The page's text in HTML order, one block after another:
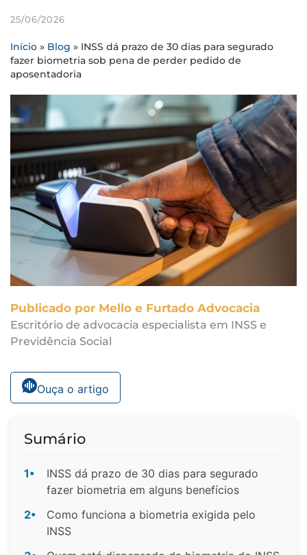
25/06/2026
Início » Blog » INSS dá prazo de 30 dias para segurado
fazer biometria sob pena de perder pedido de
aposentadoria
Publicado por Mello e Furtado Advocacia
Escritório de advocacia especialista em INSS e
Previdência Social
Ouça o artigo
Sumário
1•
INSS dá prazo de 30 dias para segurado
fazer biometria em alguns benefícios
2•
Como funciona a biometria exigida pelo
INSS